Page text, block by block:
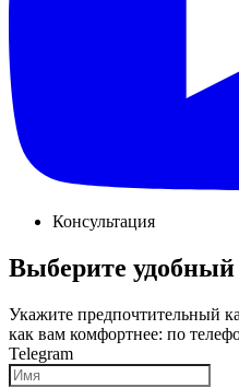
Консультация
Выберите удобный
Укажите предпочтительный
как вам комфортнее: по
Telegram